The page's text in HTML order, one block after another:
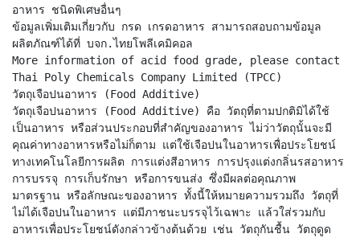
อาหาร ชนิดพิเศษอื่นๆ
ข้อมูลเพิ่มเติมเกี่ยวกับ กรด เกรดอาหาร สามารถสอบถามข้อมูล
ผลิตภัณฑ์ได้ที่ บจก.ไทยโพลีเคมิคอล
More information of acid food grade, please contact
Thai Poly Chemicals Company Limited (TPCC)
วัตถุเจือปนอาหาร (Food Additive)
วัตถุเจือปนอาหาร (Food Additive) คือ วัตถุที่ตามปกติมิได้ใช้
เป็นอาหาร หรือส่วนประกอบที่สำคัญของอาหาร ไม่ว่าวัตถุนั้นจะมี
คุณค่าทางอาหารหรือไม่ก็ตาม แต่ใช้เจือปนในอาหารเพื่อประโยชน์
ทางเทคโนโลยีการผลิต การแต่งสีอาหาร การปรุงแต่งกลิ่นรสอาหาร
การบรรจุ การเก็บรักษา หรือการขนส่ง ซึ่งมีผลต่อคุณภาพ
มาตรฐาน หรือลักษณะของอาหาร ทั้งนี้ให้หมายความรวมถึง วัตถุที่
ไม่ได้เจือปนในอาหาร แต่มีภาชนะบรรจุไว้เฉพาะ แล้วใส่รวมกับ
อาหารเพื่อประโยชน์ดังกล่าวข้างต้นด้วย เช่น วัตถุกันชื้น วัตถุดูด